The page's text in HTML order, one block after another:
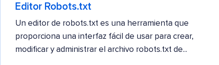
Editor Robots.txt
Un editor de robots.txt es una herramienta que
proporciona una interfaz fácil de usar para crear,
modificar y administrar el archivo robots.txt de...